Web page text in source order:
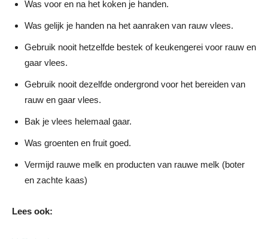
Was voor en na het koken je handen.
Was gelijk je handen na het aanraken van rauw vlees.
Gebruik nooit hetzelfde bestek of keukengerei voor rauw en
gaar vlees.
Gebruik nooit dezelfde ondergrond voor het bereiden van
rauw en gaar vlees.
Bak je vlees helemaal gaar.
Was groenten en fruit goed.
Vermijd rauwe melk en producten van rauwe melk (boter
en zachte kaas)
Lees ook: